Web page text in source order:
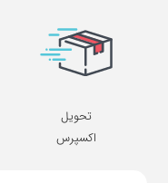
تحویل
اکسپرس